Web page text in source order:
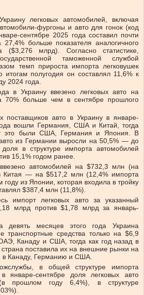
легковых автомобилей, включая
фургоны и авто для гонок (код
сентябре 2025 года составил почти
больше показателя аналогичного
($3,276 млрд). Согласно статистике,
таможенной службой
темп прироста импорта легковушек
полугодия он составлял 11,6% к
2024 года.
в Украину ввезено легковых авто на
70% больше чем в сентябре прошлого
поставщиков авто в Украину в январе-
вошли Германия, США и Китай, тогда
это были США, Германия и Япония. В
авто из Германии выросли на 50,5% — до
в структуре импорта автомобилей
15,1% годом ранее.
автомобилей на $732,3 млн (на
Китая — на $517,2 млн (12,4% импорта
из Японии, которая входила в тройку
$387,4 млн (11,8%).
импорт легковых авто за указанный
млрд против $1,78 млрд за январь-
месяцев этого года Украина
транспортные средства только на $6,9
Канаду и США, тогда как год назад в
поставила их на внешние рынки на
в Канаду, Германию и США.
в общей структуре импорта
январе-сентябре доля легковых авто
прошлом году 6,4%), в структуре